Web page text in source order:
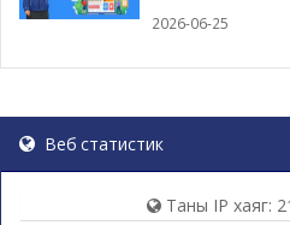
2026-06-25
Веб статистик
Таны IP хаяг: